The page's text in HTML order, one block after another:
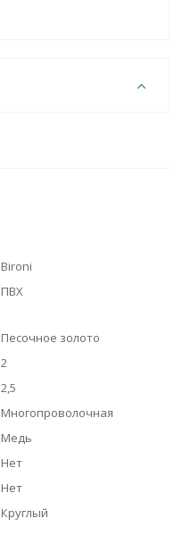
Bironi
ПВХ
Песочное золото
2
2,5
Многопроволочная
Медь
Нет
Нет
Круглый